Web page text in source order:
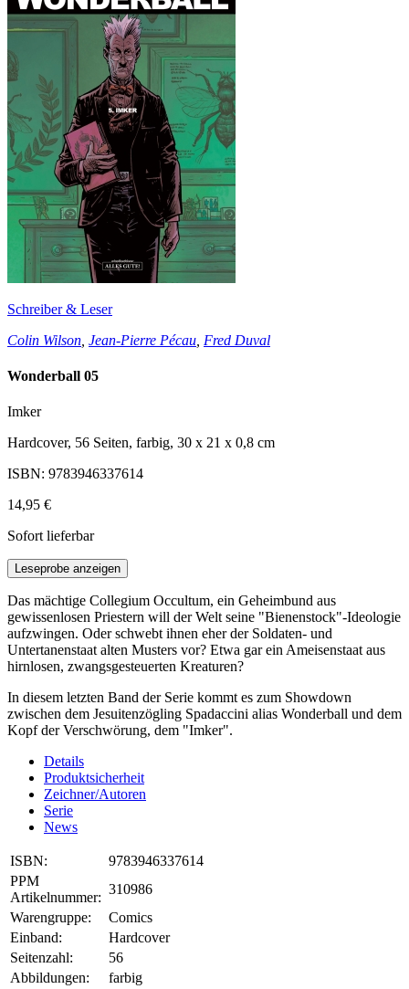
Schreiber & Leser
Colin Wilson Jean-Pierre Pécau Fred Duval
Wonderball 05
Imker
Hardcover, 56 Seiten, farbig, 30 x 21 x 0,8 cm
ISBN: 9783946337614
14,95 €
Sofort lieferbar
Leseprobe anzeigen
Das mächtige Collegium Occultum, ein Geheimbund aus
gewissenlosen Priestern will der Welt seine "Bienenstock"-Ideologie
aufzwingen. Oder schwebt ihnen eher der Soldaten- und
Untertanenstaat alten Musters vor? Etwa gar ein Ameisenstaat aus
hirnlosen, zwangsgesteuerten Kreaturen?
In diesem letzten Band der Serie kommt es zum Showdown
zwischen dem Jesuitenzögling Spadaccini alias Wonderball und dem
Kopf der Verschwörung, dem "Imker".
Details
Produktsicherheit
Zeichner/Autoren
Serie
News
ISBN:
9783946337614
PPM
Artikelnummer:
310986
Warengruppe:
Comics
Einband:
Hardcover
Seitenzahl:
56
Abbildungen:
farbig